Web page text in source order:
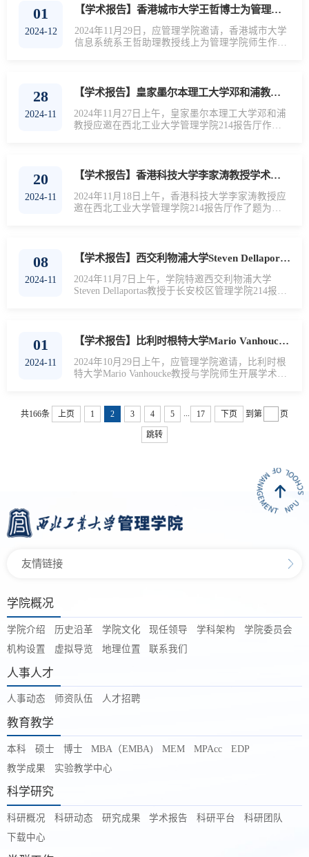
和研究生参与。会议伊始，卢亭宇对庄梦舟的研究
方向、科研成果及学术贡献做了简要介绍，管理学
院师生对庄梦舟的到来表示了热烈欢迎。在本次讲
座中，庄梦舟详细介绍了自己在营销学领域的最...
01
2024-12
【学术报告】香港城市大学王哲博士为管理学院师生作学术讲座
2024年11月29日，应管理学院邀请，香港城市大学
信息系统系王哲助理教授线上为管理学院师生作题
授主持。此次讲座报告中，王哲聚焦在线评论系统
中的虚假评论问题，特别是在电商领域的治理策
略，探讨了相关激励机制和政策的设计，同时评估
了人工智能在识别、减少虚假评论中的潜力及其对
28
2024-11
【学术报告】皇家墨尔本理工大学邓和浦教授来管理学院作学术讲座
2024年11月27日上午，皇家墨尔本理工大学邓和浦
教授应邀在西北工业大学管理学院214报告厅作题
系列讲座第29期，由许燕副教授主持，管理学院部
分教师和研究生参与。在此次报告中，邓和浦教授
深入阐述了数字化办公与工作绩效之间的紧密联
系，详细介绍了数字技术如何推动知识共...
20
2024-11
【学术报告】香港科技大学李家涛教授学术报告会顺举办
2024年11月18日上午，香港科技大学李家涛教授应
邀在西北工业大学管理学院214报告厅作了题为
告。本次讲座为管理学院2024年海外系列讲座第28
期，由张莹副教授主持，管理学院部分教师和研究
生参与。会议伊始，张莹对李家涛的研究方向、科
研成果及学术贡献等进行了介绍，参会师生对...
08
2024-11
【学术报告】西交利物浦大学Steven Dellaportas教授来管理学院作学术讲座
2024年11月7日上午，学院特邀西交利物浦大学
Steven Dellaportas教授于长安校区管理学院214报告
主持，学院20余名研究生及本科生参加。Steven
Dellaportas的讲座围绕会计领域的跨学科研究
（IDR）展开，他简要介绍了跨学科研究的三个层
次：多学科研究、跨学科研究和超学科研...
01
2024-11
【学术报告】比利时根特大学Mario Vanhoucke教授来管理学院作学术讲座
2024年10月29日上午，应管理学院邀请，比利时根
特大学Mario Vanhoucke教授与学院师生开展学术交
Intelligence through Project Data Discovery”的学术讲
座。本次讲座为管理学院2024年海外系列讲座第26
期，由张静文教授主持，管理学院部分教师和研究
生参与。 Mario Vanhoucke为在座师生分享其在项目
共166条 上页 1 2 3 4 5 17 下页 到第 页
跳转
友情链接
学院概况
学院介绍 历史沿革 学院文化 现任领导 学科架构
学院委员会
机构设置
虚拟导览 地理位置 联系我们
人事人才
人事动态 师资队伍 人才招聘
教育教学
本科 硕士 博士 MBA（EMBA) MEM MPAcc
EDP
教学成果
实验教学中心
科学研究
科研概况 科研动态 研究成果 学术报告 科研平台
科研团队
下载中心